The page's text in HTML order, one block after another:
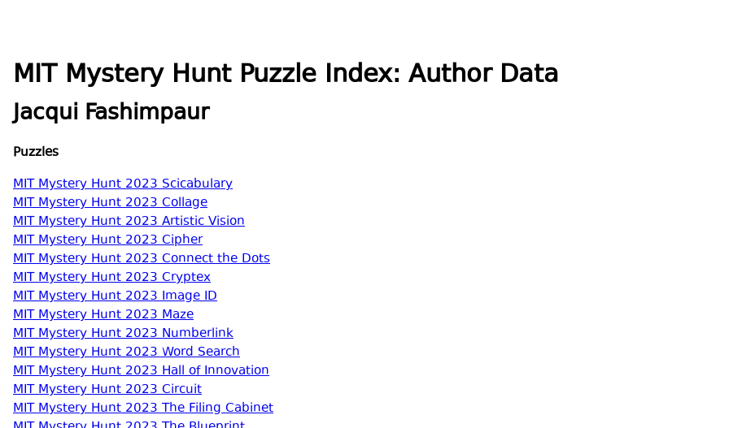
MIT Mystery Hunt Puzzle Index: Author Data
Jacqui Fashimpaur
Puzzles
MIT Mystery Hunt 2023 Scicabulary
MIT Mystery Hunt 2023 Collage
MIT Mystery Hunt 2023 Artistic Vision
MIT Mystery Hunt 2023 Cipher
MIT Mystery Hunt 2023 Connect the Dots
MIT Mystery Hunt 2023 Cryptex
MIT Mystery Hunt 2023 Image ID
MIT Mystery Hunt 2023 Maze
MIT Mystery Hunt 2023 Numberlink
MIT Mystery Hunt 2023 Word Search
MIT Mystery Hunt 2023 Hall of Innovation
MIT Mystery Hunt 2023 Circuit
MIT Mystery Hunt 2023 The Filing Cabinet